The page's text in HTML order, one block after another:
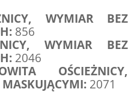
WYMIAR BEZ
856
WYMIAR BEZ
2046
OŚCIEŻNICY,
2071